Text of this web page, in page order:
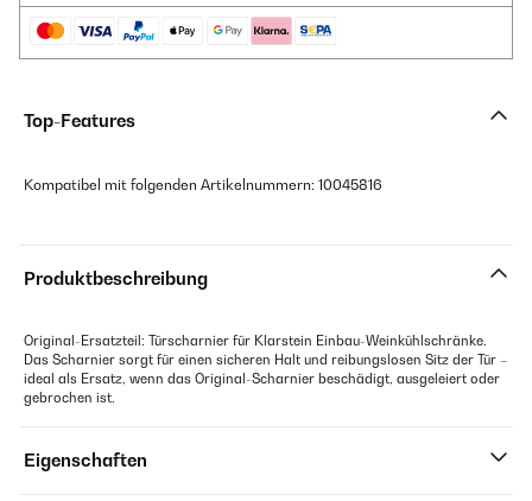
Top-Features
Kompatibel mit folgenden Artikelnummern: 10045816
Produktbeschreibung
Original-Ersatzteil: Türscharnier für Klarstein Einbau-Weinkühlschränke.
Das Scharnier sorgt für einen sicheren Halt und reibungslosen Sitz der Tür –
ideal als Ersatz, wenn das Original-Scharnier beschädigt, ausgeleiert oder
gebrochen ist.
Eigenschaften